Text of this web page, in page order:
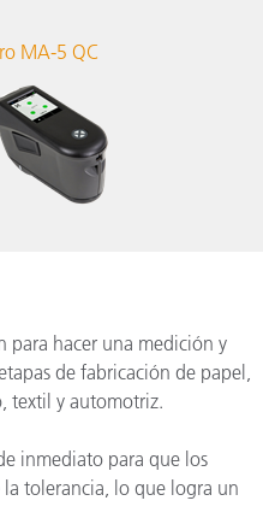
MA-5 QC
para hacer una medición y
de fabricación de papel,
textil y automotriz.
inmediato para que los
la tolerancia, lo que logra un